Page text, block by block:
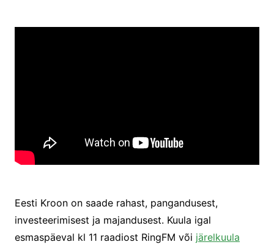
Eesti Kroon on saade rahast, pangandusest,
investeerimisest ja majandusest. Kuula igal
esmaspäeval kl 11 raadiost RingFM või järelkuula